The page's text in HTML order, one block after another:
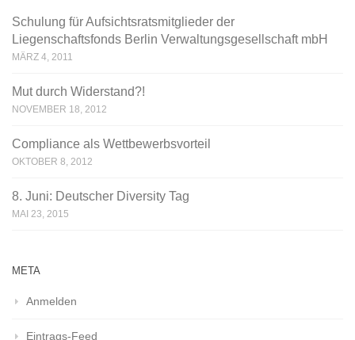
Schulung für Aufsichtsratsmitglieder der
Liegenschaftsfonds Berlin Verwaltungsgesellschaft mbH
MÄRZ 4, 2011
Mut durch Widerstand?!
NOVEMBER 18, 2012
Compliance als Wettbewerbsvorteil
OKTOBER 8, 2012
8. Juni: Deutscher Diversity Tag
MAI 23, 2015
META
Anmelden
Eintrags-Feed